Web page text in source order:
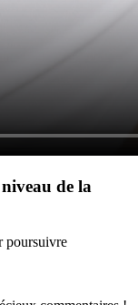
de la
poursuivre